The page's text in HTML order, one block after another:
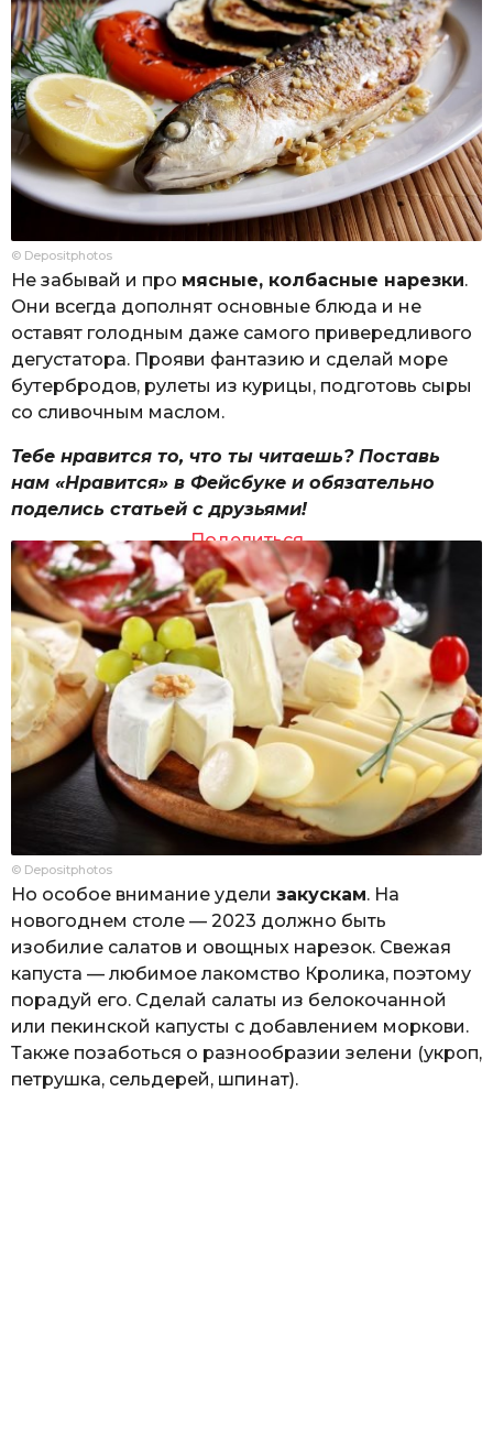
© Depositphotos
Не забывай и про мясные, колбасные нарезки.
Они всегда дополнят основные блюда и не
оставят голодным даже самого привередливого
дегустатора. Прояви фантазию и сделай море
бутербродов, рулеты из курицы, подготовь сыры
со сливочным маслом.
Тебе нравится то, что ты читаешь? Поставь
нам «Нравится» в Фейсбуке и обязательно
поделись статьей с друзьями!
Поделиться
© Depositphotos
Но особое внимание удели закускам. На
новогоднем столе — 2023 должно быть
изобилие салатов и овощных нарезок. Свежая
капуста — любимое лакомство Кролика, поэтому
порадуй его. Сделай салаты из белокочанной
или пекинской капусты с добавлением моркови.
Также позаботься о разнообразии зелени (укроп,
петрушка, сельдерей, шпинат).